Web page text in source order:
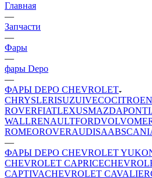
Главная
—
Запчасти
—
Фары
—
фары Depo
—
ФАРЫ DEPO CHEVROLET
CHRYSLERISUZUIVECOCITROEN
ROVERFIATLEXUSMAZDA
WALLRENAULTFORDVOLVO
ROMEOROVERAUDISAAB
—
ФАРЫ DEPO CHEVROLET
CHEVROLET CAPRICE
CAPTIVACHEVROLET CAVALIER